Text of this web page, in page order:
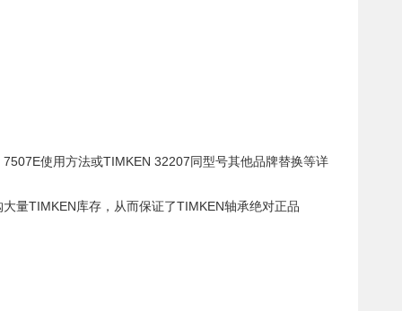
使用方法或TIMKEN 32207同型号其他品牌替换等详
量TIMKEN库存，从而保证了TIMKEN轴承绝对正品